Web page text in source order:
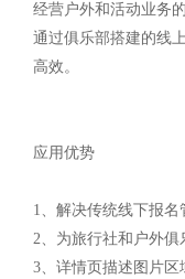
经营户外和活动业务
通过俱乐部搭建的线
高效。
应用优势
1、解决传统线下报
2、为旅行社和户外
3、详情页描述图片区